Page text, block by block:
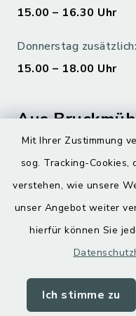
Mit Ihrer Zustimmung
sog. Tracking-Cookies,
verstehen, wie unsere
unser Angebot weiter
hierfür können Sie
Ich stimme zu
15.00 – 16.30 Uhr
Donnerstag zusätzlich:
15.00 – 18.00 Uhr
Aus
Digitaler Ortsplan